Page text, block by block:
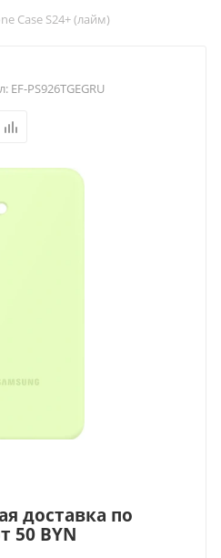
Case S24+ (лайм)
EF-PS926TGEGRU
доставка по
50 BYN